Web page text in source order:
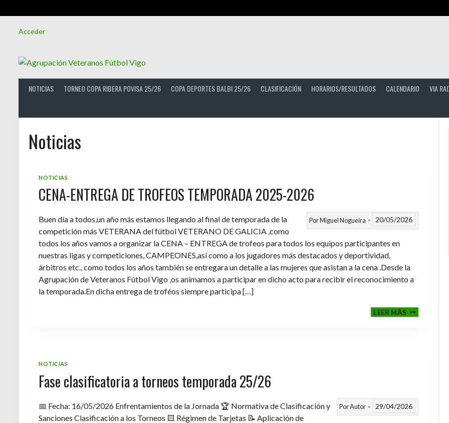
Acceder
NOTICIAS TORNEO COPA RIBERA POVISA 25/26 COPA DEPORTES BALBI 25/26 CLASIFICACIÓN HORARIOS/RESULTADOS CALENDARIO VIA
Noticias
NOTICIAS
CENA-ENTREGA DE TROFEOS TEMPORADA 2025-2026
PorMiguel Nogueira 20/05/2026
Buen día a todos,un año más estamos llegando al final de temporada de la
competición más VETERANA del fútbol VETERANO DE GALICIA ,como
todos los años vamos a organizar la CENA – ENTREGA de trofeos para todos los equipos participantes en
nuestras ligas y competiciones, CAMPEONES,así como a los jugadores más destacados y deportividad,
árbitros etc., como todos los años también se entregara un detalle a las mujeres que asistan a la cena .Desde la
Agrupación de Veteranos Fútbol Vigo ,os animamos a participar en dicho acto para recibir el reconocimiento a
la temporada.En dicha entrega de troféos siempre participa […]
LEER MÁSCENA-
ENTREGA
NOTICIAS
Fase clasificatoria a torneos temporada 25/26
PorAutor 29/04/2026
📅 Fecha: 16/05/2026 Enfrentamientos de la Jornada 🏆 Normativa de Clasificación y
Sanciones Clasificación a los Torneos 🟨 Régimen de Tarjetas 📝 Aplicación de